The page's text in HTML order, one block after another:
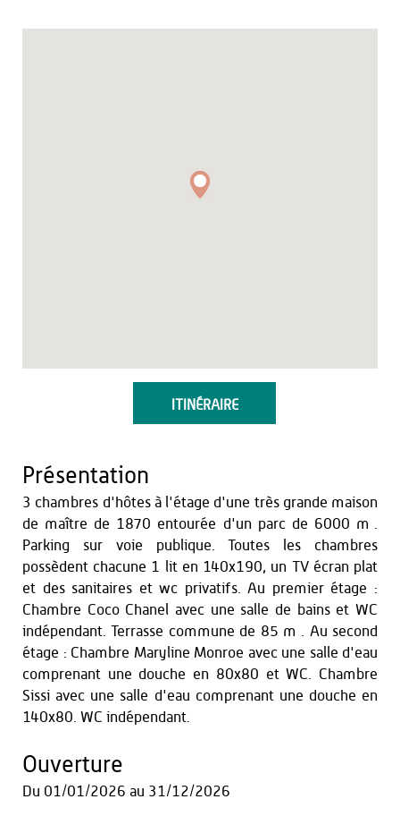
ITINÉRAIRE
Présentation
3 chambres d'hôtes à l'étage d'une très grande maison
de maître de 1870 entourée d'un parc de 6000 m².
Parking sur voie publique. Toutes les chambres
possèdent chacune 1 lit en 140x190, un TV écran plat
et des sanitaires et wc privatifs. Au premier étage :
Chambre Coco Chanel avec une salle de bains et WC
indépendant. Terrasse commune de 85 m². Au second
étage : Chambre Maryline Monroe avec une salle d'eau
comprenant une douche en 80x80 et WC. Chambre
Sissi avec une salle d'eau comprenant une douche en
140x80. WC indépendant.
Ouverture
Du 01/01/2026 au 31/12/2026